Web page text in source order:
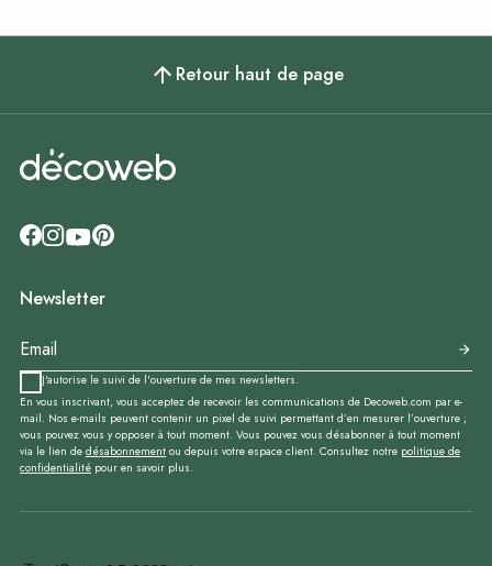
Retour haut de page
Newsletter
J'autorise le suivi de l'ouverture de mes newsletters.
En vous inscrivant, vous acceptez de recevoir les communications de Decoweb.com par e-
mail. Nos e-mails peuvent contenir un pixel de suivi permettant d’en mesurer l’ouverture ;
vous pouvez vous y opposer à tout moment. Vous pouvez vous désabonner à tout moment
via le lien de désabonnement ou depuis votre espace client. Consultez notre politique de
confidentialité pour en savoir plus.